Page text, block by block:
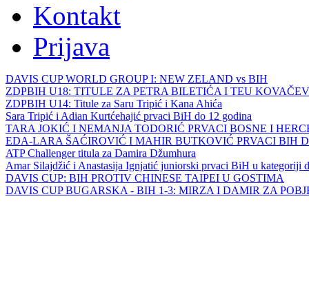
Kontakt
Prijava
DAVIS CUP WORLD GROUP I: NEW ZELAND vs BIH
ZDPBIH U18: TITULE ZA PETRA BILETIĆA I TEU
ZDPBIH U14: Titule za Saru Tripić i Kana Ahića
Sara Tripić i Adian Kurtćehajić prvaci BiH do 12 godina
TARA JOKIĆ I NEMANJA TODORIĆ PRVACI BOSNE I
EDA-LARA ŠAĆIROVIĆ I MAHIR BUTKOVIĆ PRVACI BIH
ATP Challenger titula za Damira Džumhura
Amar Silajdžić i Anastasija Ignjatić juniorski prvaci BiH u kategoriji
DAVIS CUP: BIH PROTIV CHINESE TAIPEI U GOSTIMA
DAVIS CUP BUGARSKA - BIH 1-3: MIRZA I DAMIR ZA